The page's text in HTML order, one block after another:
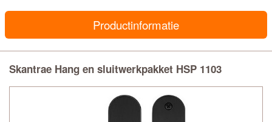
Productinformatie
Skantrae Hang en sluitwerkpakket HSP 1103